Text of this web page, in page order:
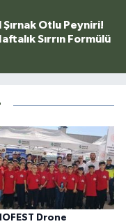
Şırnak Otlu Peyniri!
Sırrın Formülü
Drone